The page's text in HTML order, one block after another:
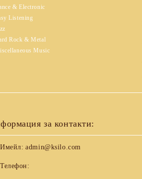
& Electronic
Listening
Rock & Metal
Music
за контакти:
Имейл: admin@ksilo.com
Телефон: